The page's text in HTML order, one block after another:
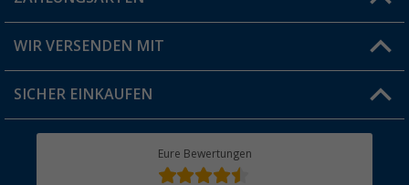
Jobs & Karriere
Versandinformationen
Rücksendung
WIR VERSENDEN MIT
SICHER EINKAUFEN
Eure Bewertungen